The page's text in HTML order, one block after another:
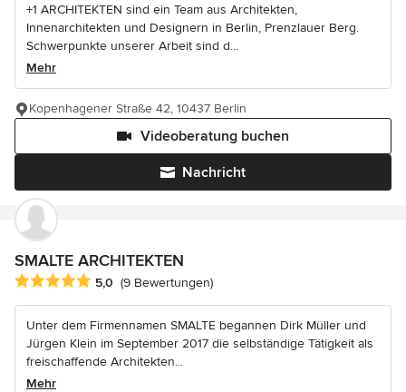
+1 ARCHITEKTEN sind ein Team aus Architekten,
Innenarchitekten und Designern in Berlin, Prenzlauer Berg.
Schwerpunkte unserer Arbeit sind d...
Mehr
Nachricht
Videoberatung buchen
Kopenhagener Straße 42, 10437 Berlin
SMALTE ARCHITEKTEN
Durchschnittliche Bewertung: 5 von 5 Sternen
5,0 (9 Bewertungen)
Unter dem Firmennamen SMALTE begannen Dirk Müller und
Jürgen Klein im September 2017 die selbständige Tätigkeit als
freischaffende Architekten...
Mehr